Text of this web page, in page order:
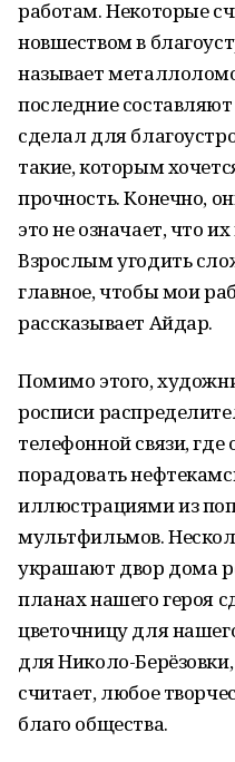
работам. Некоторые
новшеством в
называет
последние
сделал для
такие, которым
прочность. Конечно,
это не означает, что
Взрослым угодить
главное, чтобы мои
рассказывает Айдар.
Помимо этого,
росписи
телефонной связи,
порадовать
иллюстрациями из
мультфильмов.
украшают двор дома
планах нашего героя
цветочницу для
для Николо-
считает, любое
благо общества.